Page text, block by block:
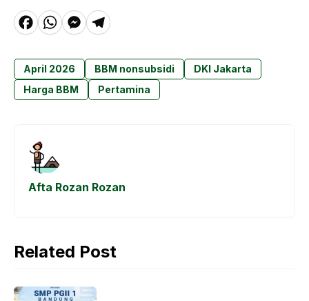
F
c
e
o
W
a
t
p
p
M
s
s
e
T
e
g
April 2026 BBM nonsubsidi
DKI Jakarta
Harga BBM
Pertamina
Afta Rozan Rozan
Related Post